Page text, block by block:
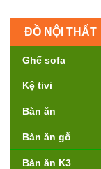
ĐỒ NỘI THẤT
Ghế sofa
Kệ tivi
Bàn ăn
Bàn ăn gỗ
Bàn ăn K3